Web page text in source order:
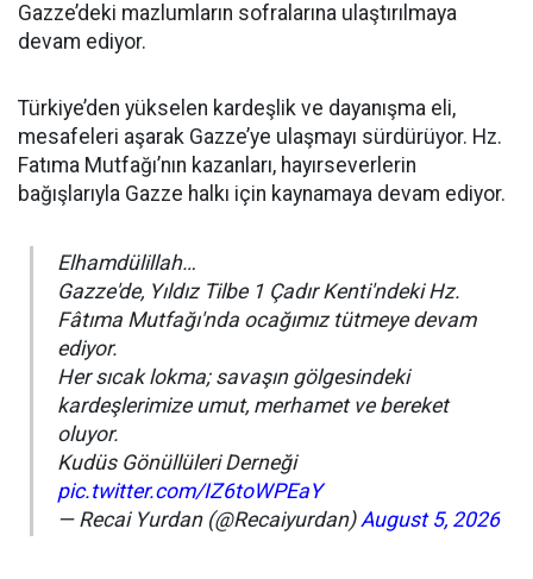
Gazze’deki mazlumların sofralarına ulaştırılmaya
devam ediyor.
Türkiye’den yükselen kardeşlik ve dayanışma eli,
mesafeleri aşarak Gazze’ye ulaşmayı sürdürüyor. Hz.
Fatıma Mutfağı’nın kazanları, hayırseverlerin
bağışlarıyla Gazze halkı için kaynamaya devam ediyor.
Elhamdülillah…
Gazze'de, Yıldız Tilbe 1 Çadır Kenti'ndeki Hz.
Fâtıma Mutfağı'nda ocağımız tütmeye devam
ediyor.
Her sıcak lokma; savaşın gölgesindeki
kardeşlerimize umut, merhamet ve bereket
oluyor.
Kudüs Gönüllüleri Derneği
pic.twitter.com/IZ6toWPEaY
— Recai Yurdan (@Recaiyurdan)August 5, 2026